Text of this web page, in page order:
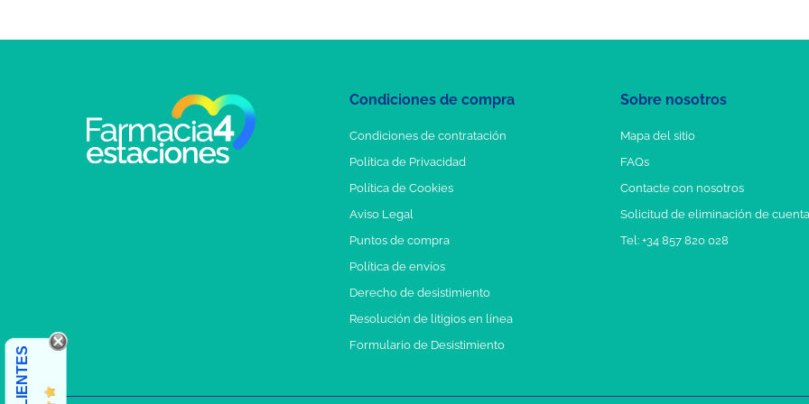
Condiciones de compra
Condiciones de contratación
Política de Privacidad
Política de Cookies
Aviso Legal
Puntos de compra
Política de envíos
Derecho de desistimiento
Resolución de litigios en línea
Formulario de Desistimiento
Sobre nosotros
Mapa del sitio
FAQs
Contacte con nosotros
Solicitud de eliminación de cuenta
Tel: +34 857 820 028